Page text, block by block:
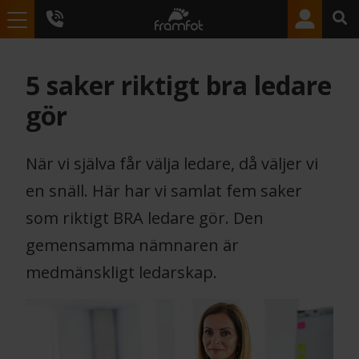
5 saker riktigt bra ledare
gör
När vi själva får välja ledare, då väljer vi
en snäll. Här har vi samlat fem saker
som riktigt BRA ledare gör. Den
gemensamma nämnaren är
medmänskligt ledarskap.